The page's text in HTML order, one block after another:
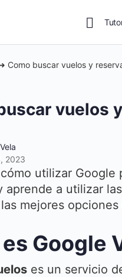
Como buscar vuelos y
vuelos
2023
utilizar Google
aprende a utilizar
mejores
Google
es un servicio